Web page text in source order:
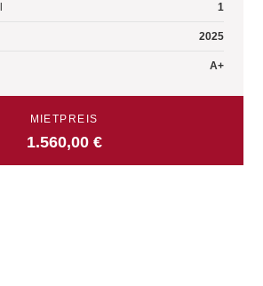
1
2025
A+
MIETPREIS
1.560,00 €